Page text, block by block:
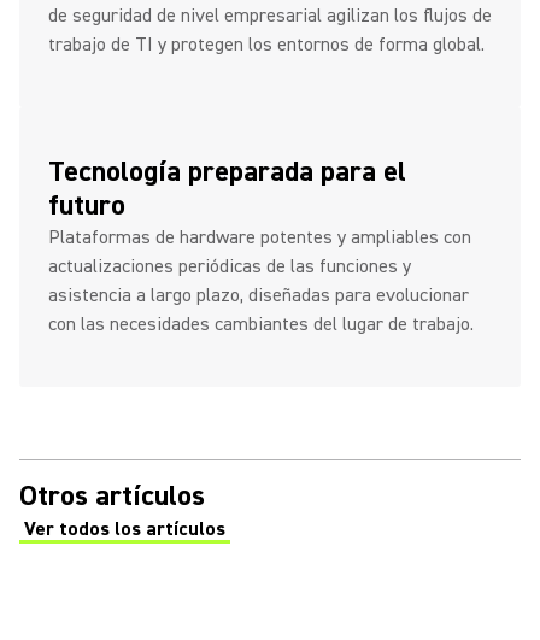
de seguridad de nivel empresarial agilizan los flujos de
trabajo de TI y protegen los entornos de forma global.
Tecnología preparada para el
futuro
Plataformas de hardware potentes y ampliables con
actualizaciones periódicas de las funciones y
asistencia a largo plazo, diseñadas para evolucionar
con las necesidades cambiantes del lugar de trabajo.
Otros artículos
Ver todos los artículos